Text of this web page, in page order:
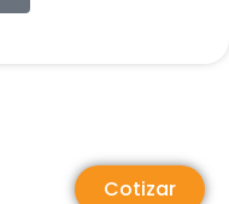
Cotizar